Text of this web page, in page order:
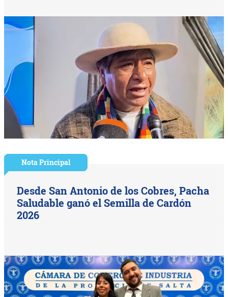
Nota Principal
Desde San Antonio de los Cobres, Pacha
Saludable ganó el Semilla de Cardón
2026